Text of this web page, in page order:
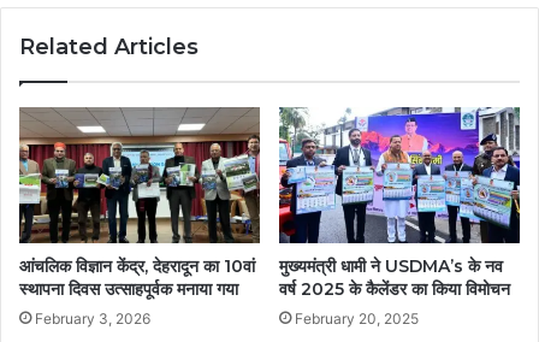
Related Articles
आंचलिक विज्ञान केंद्र, देहरादून का 10वां
स्थापना दिवस उत्साहपूर्वक मनाया गया
February 3, 2026
मुख्यमंत्री धामी ने USDMA’s के नव
वर्ष 2025 के कैलेंडर का किया विमोचन
February 20, 2025